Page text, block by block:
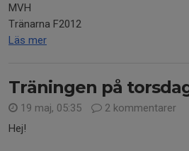
MVH
Tränarna F2012
Läs mer
Träningen på
19 maj, 05:35
2 kommentarer
Hej!